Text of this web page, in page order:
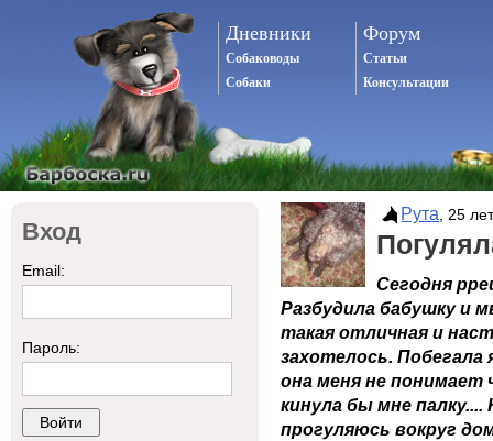
Дневники
Собаководы
Собаки
Форум
Статьи
Консультации
Рута , 25
Сегодня
Разбудила бабушку и
такая отличная и
захотелось. Побегала
она меня не понимает
кинула бы мне
прогуляюсь вокруг
Вход
Email:
Пароль: